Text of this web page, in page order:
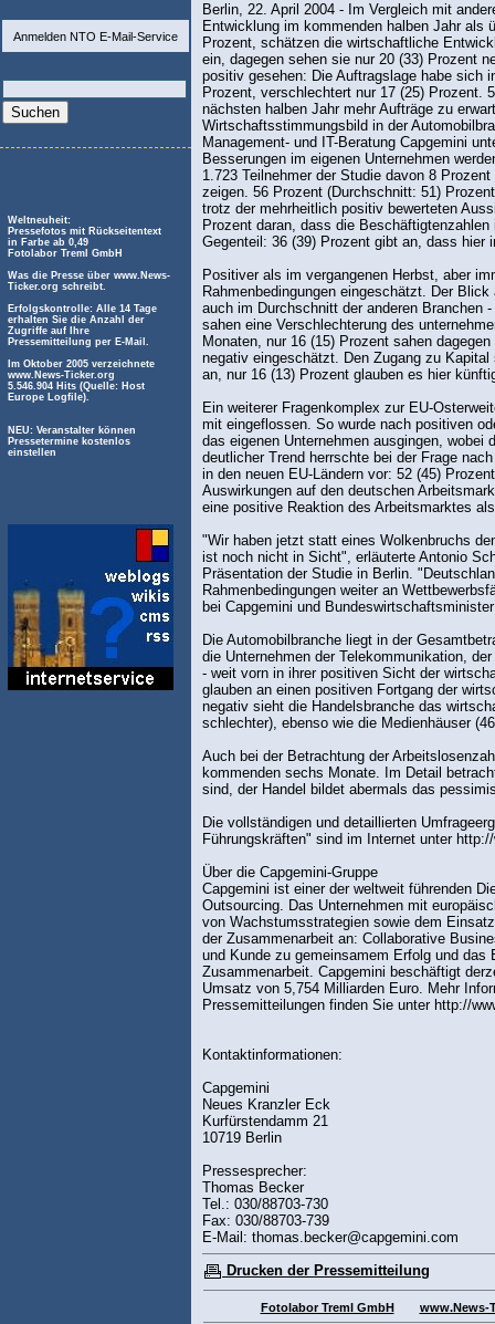
Anmelden NTO E-Mail-Service
Weltneuheit:
Pressefotos mit Rückseitentext
in Farbe ab 0,49
Fotolabor Treml GmbH
Was die Presse über www.News-
Ticker.org schreibt.
Erfolgskontrolle: Alle 14 Tage
erhalten Sie die Anzahl der
Zugriffe auf Ihre
Pressemitteilung per E-Mail.
Im Oktober 2005 verzeichnete
www.News-Ticker.org
5.546.904 Hits (Quelle: Host
Europe Logfile).
NEU: Veranstalter können
Pressetermine kostenlos
einstellen
Berlin, 22. April 2004 - Im Vergleich mit
Entwicklung im kommenden halben Jahr als
Prozent, schätzen die wirtschaftliche
ein, dagegen sehen sie nur 20 (33) Prozent
positiv gesehen: Die Auftragslage habe sich
Prozent, verschlechtert nur 17 (25) Prozent.
nächsten halben Jahr mehr Aufträge zu
Wirtschaftsstimmungsbild in der
Management- und IT-Beratung Capgemini
Besserungen im eigenen Unternehmen
1.723 Teilnehmer der Studie davon 8
zeigen. 56 Prozent (Durchschnitt: 51)
trotz der mehrheitlich positiv bewerteten
Prozent daran, dass die
Gegenteil: 36 (39) Prozent gibt an, dass hier
Positiver als im vergangenen Herbst, aber
Rahmenbedingungen eingeschätzt. Der
auch im Durchschnitt der anderen Branchen
sahen eine Verschlechterung des
Monaten, nur 16 (15) Prozent sahen
negativ eingeschätzt. Den Zugang zu
an, nur 16 (13) Prozent glauben es hier
Ein weiterer Fragenkomplex zur EU-
mit eingeflossen. So wurde nach positiven
das eigenen Unternehmen ausgingen,
deutlicher Trend herrschte bei der Frage
in den neuen EU-Ländern vor: 52 (45)
Auswirkungen auf den deutschen
eine positive Reaktion des Arbeitsmarktes
"Wir haben jetzt statt eines Wolkenbruchs
ist noch nicht in Sicht", erläuterte Antonio
Präsentation der Studie in Berlin.
Rahmenbedingungen weiter an
bei Capgemini und
Die Automobilbranche liegt in der
die Unternehmen der Telekommunikation,
- weit vorn in ihrer positiven Sicht der
glauben an einen positiven Fortgang der
negativ sieht die Handelsbranche das
schlechter), ebenso wie die Medienhäuser
Auch bei der Betrachtung der
kommenden sechs Monate. Im Detail
sind, der Handel bildet abermals das
Die vollständigen und detaillierten
Führungskräften" sind im Internet unter
Über die Capgemini-Gruppe
Capgemini ist einer der weltweit führenden
Outsourcing. Das Unternehmen mit
von Wachstumsstrategien sowie dem
der Zusammenarbeit an: Collaborative
und Kunde zu gemeinsamem Erfolg und
Zusammenarbeit. Capgemini beschäftigt
Umsatz von 5,754 Milliarden Euro. Mehr
Pressemitteilungen finden Sie unter http://
Kontaktinformationen:
Capgemini
Neues Kranzler Eck
Kurfürstendamm 21
10719 Berlin
Pressesprecher:
Thomas Becker
Tel.: 030/88703-730
Fax: 030/88703-739
E-Mail: thomas.becker@capgemini.com
Drucken der Pressemitteilung
Fotolabor Treml GmbH www.News-